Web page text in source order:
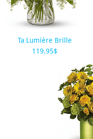
Ta Lumière Brille
119.95$